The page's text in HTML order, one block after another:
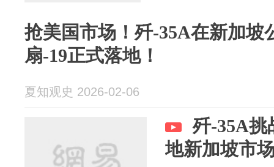
抢美国市场！歼-35A在新加坡
扇-19正式落地！
夏知观史 2026-02-06
歼-35A挑
地新加坡市